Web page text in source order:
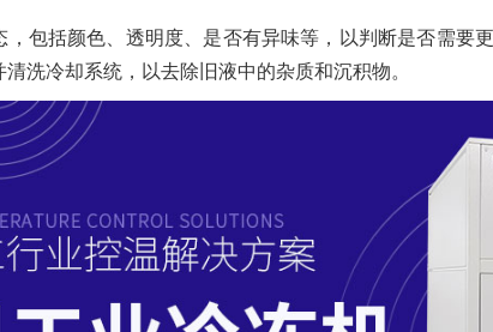
，包括颜色、透明度、是否有异味等，以判断是否需要
洗冷却系统，以去除旧液中的杂质和沉积物。